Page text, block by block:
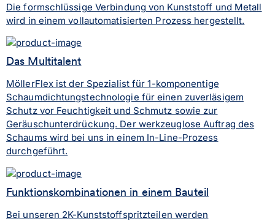
Die formschlüssige Verbindung von Kunststoff und Metall
wird in einem vollautomatisierten Prozess hergestellt.
Das Multitalent
MöllerFlex ist der Spezialist für 1-komponentige
Schaumdichtungstechnologie für einen zuverläsigem
Schutz vor Feuchtigkeit und Schmutz sowie zur
Geräuschunterdrückung. Der werkzeuglose Auftrag des
Schaums wird bei uns in einem In-Line-Prozess
durchgeführt.
Funktionskombinationen in einem Bauteil
Bei unseren 2K-Kunststoffspritzteilen werden